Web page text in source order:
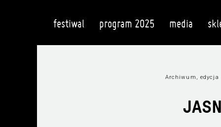
festiwal program 2025 media
Archiwum, edycja